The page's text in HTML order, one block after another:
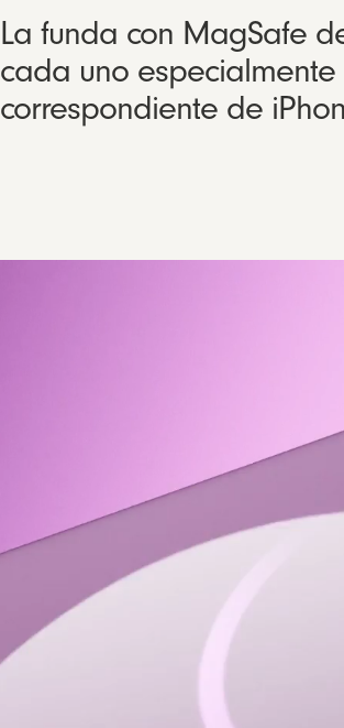
La funda con MagSafe
cada uno
correspondiente de